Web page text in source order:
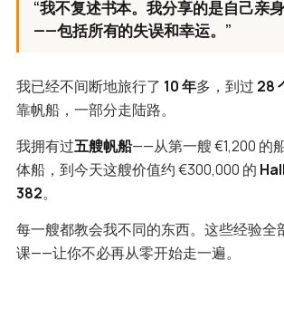
“我不复述书本。我分享的是自己亲
——包括所有的失误和幸运。”
我已经不间断地旅行了 10 年多，到过 28
靠帆船，一部分走陆路。
我拥有过五艘帆船——从第一艘 €1,200 的
体船，到今天这艘价值约 €300,000 的
382。
每一艘都教会我不同的东西。这些经验全
课——让你不必再从零开始走一遍。